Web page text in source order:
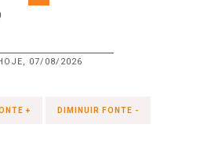
07/08/2026
+ DIMINUIR FONTE -